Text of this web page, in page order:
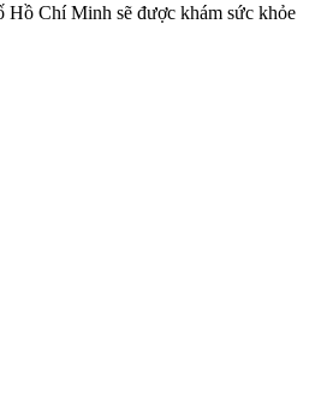
Hồ Chí Minh sẽ được khám sức khỏe